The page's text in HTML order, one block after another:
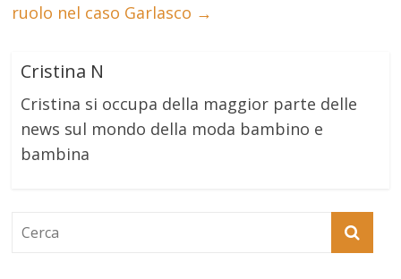
ruolo nel caso Garlasco →
Cristina N
Cristina si occupa della maggior parte delle
news sul mondo della moda bambino e
bambina